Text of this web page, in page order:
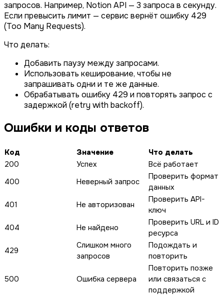
запросов. Например, Notion API — 3 запроса в секунду.
Если превысить лимит — сервис вернёт ошибку 429
(Too Many Requests).
Что делать:
Добавить паузу между запросами.
Использовать кеширование, чтобы не
запрашивать одни и те же данные.
Обрабатывать ошибку 429 и повторять запрос с
задержкой (retry with backoff).
Ошибки и коды ответов
Код Значение
Что делать
200
Успех
Всё работает
400
Неверный запрос
Проверить формат
данных
401
Не авторизован
Проверить API-
ключ
404
Не найдено
Проверить URL и ID
ресурса
429
Слишком много
запросов
Подождать и
повторить
500 Ошибка сервера
Повторить позже
или связаться с
поддержкой